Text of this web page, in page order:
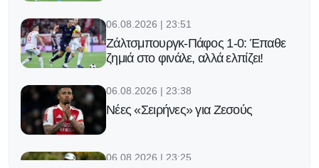
06.08.2026 | 23:51
Ζάλτσμπουργκ-Πάφος 1-0: Έπαθε
ζημιά στο φινάλε, αλλά ελπίζει!
06.08.2026 | 23:38
Νέες «Σειρήνες» για Ζεσούς
06.08.2026 | 23:25